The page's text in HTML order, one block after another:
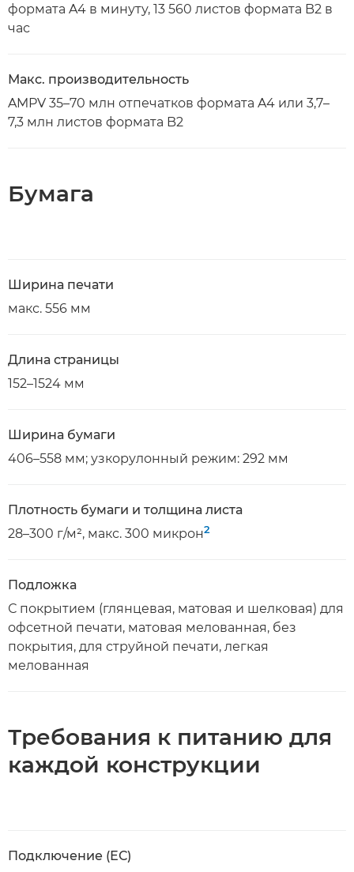
формата A4 в минуту, 13 560 листов формата B2 в
час
Макс. производительность
AMPV 35–70 млн отпечатков формата A4 или 3,7–
7,3 млн листов формата B2
Бумага
Ширина печати
макс. 556 мм
Длина страницы
152–1524 мм
Ширина бумаги
406–558 мм; узкорулонный режим: 292 мм
Плотность бумаги и толщина листа
28–300 г/м², макс. 300 микрон2
Подложка
С покрытием (глянцевая, матовая и шелковая) для
офсетной печати, матовая мелованная, без
покрытия, для струйной печати, легкая
мелованная
Требования к питанию для
каждой конструкции
Подключение (ЕС)